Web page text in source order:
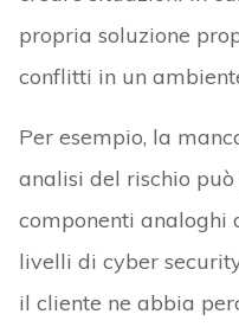
propria soluzione
conflitti in un
Per esempio, la
analisi del rischio
componenti analoghi
livelli di cyber
il cliente ne abbia